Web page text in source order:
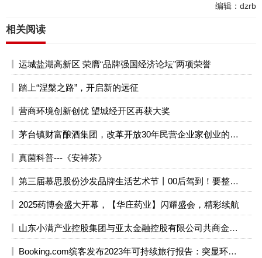
编辑：dzrb
相关阅读
运城盐湖高新区 荣膺“品牌强国经济论坛”两项荣誉
踏上“涅槃之路”，开启新的远征
营商环境创新创优 望城经开区再获大奖
茅台镇财富酿酒集团，改革开放30年民营企业家创业的缩影！
真菌科普---《安神茶》
第三届慕思股份沙发品牌生活艺术节丨00后驾到！要整顿你家客厅
2025药博会盛大开幕，【华庄药业】闪耀盛会，精彩续航
山东小满产业控股集团与亚太金融控股有限公司共商金融创新
Booking.com缤客发布2023年可持续旅行报告：突显环保意识与消费成本的两难境地